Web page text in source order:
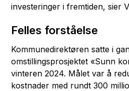
investeringer i fremtiden, sier
Felles forståelse
Kommunedirektøren satte i
omstillingsprosjektet «Sunn
vinteren 2024. Målet var å
kostnader med rundt 300